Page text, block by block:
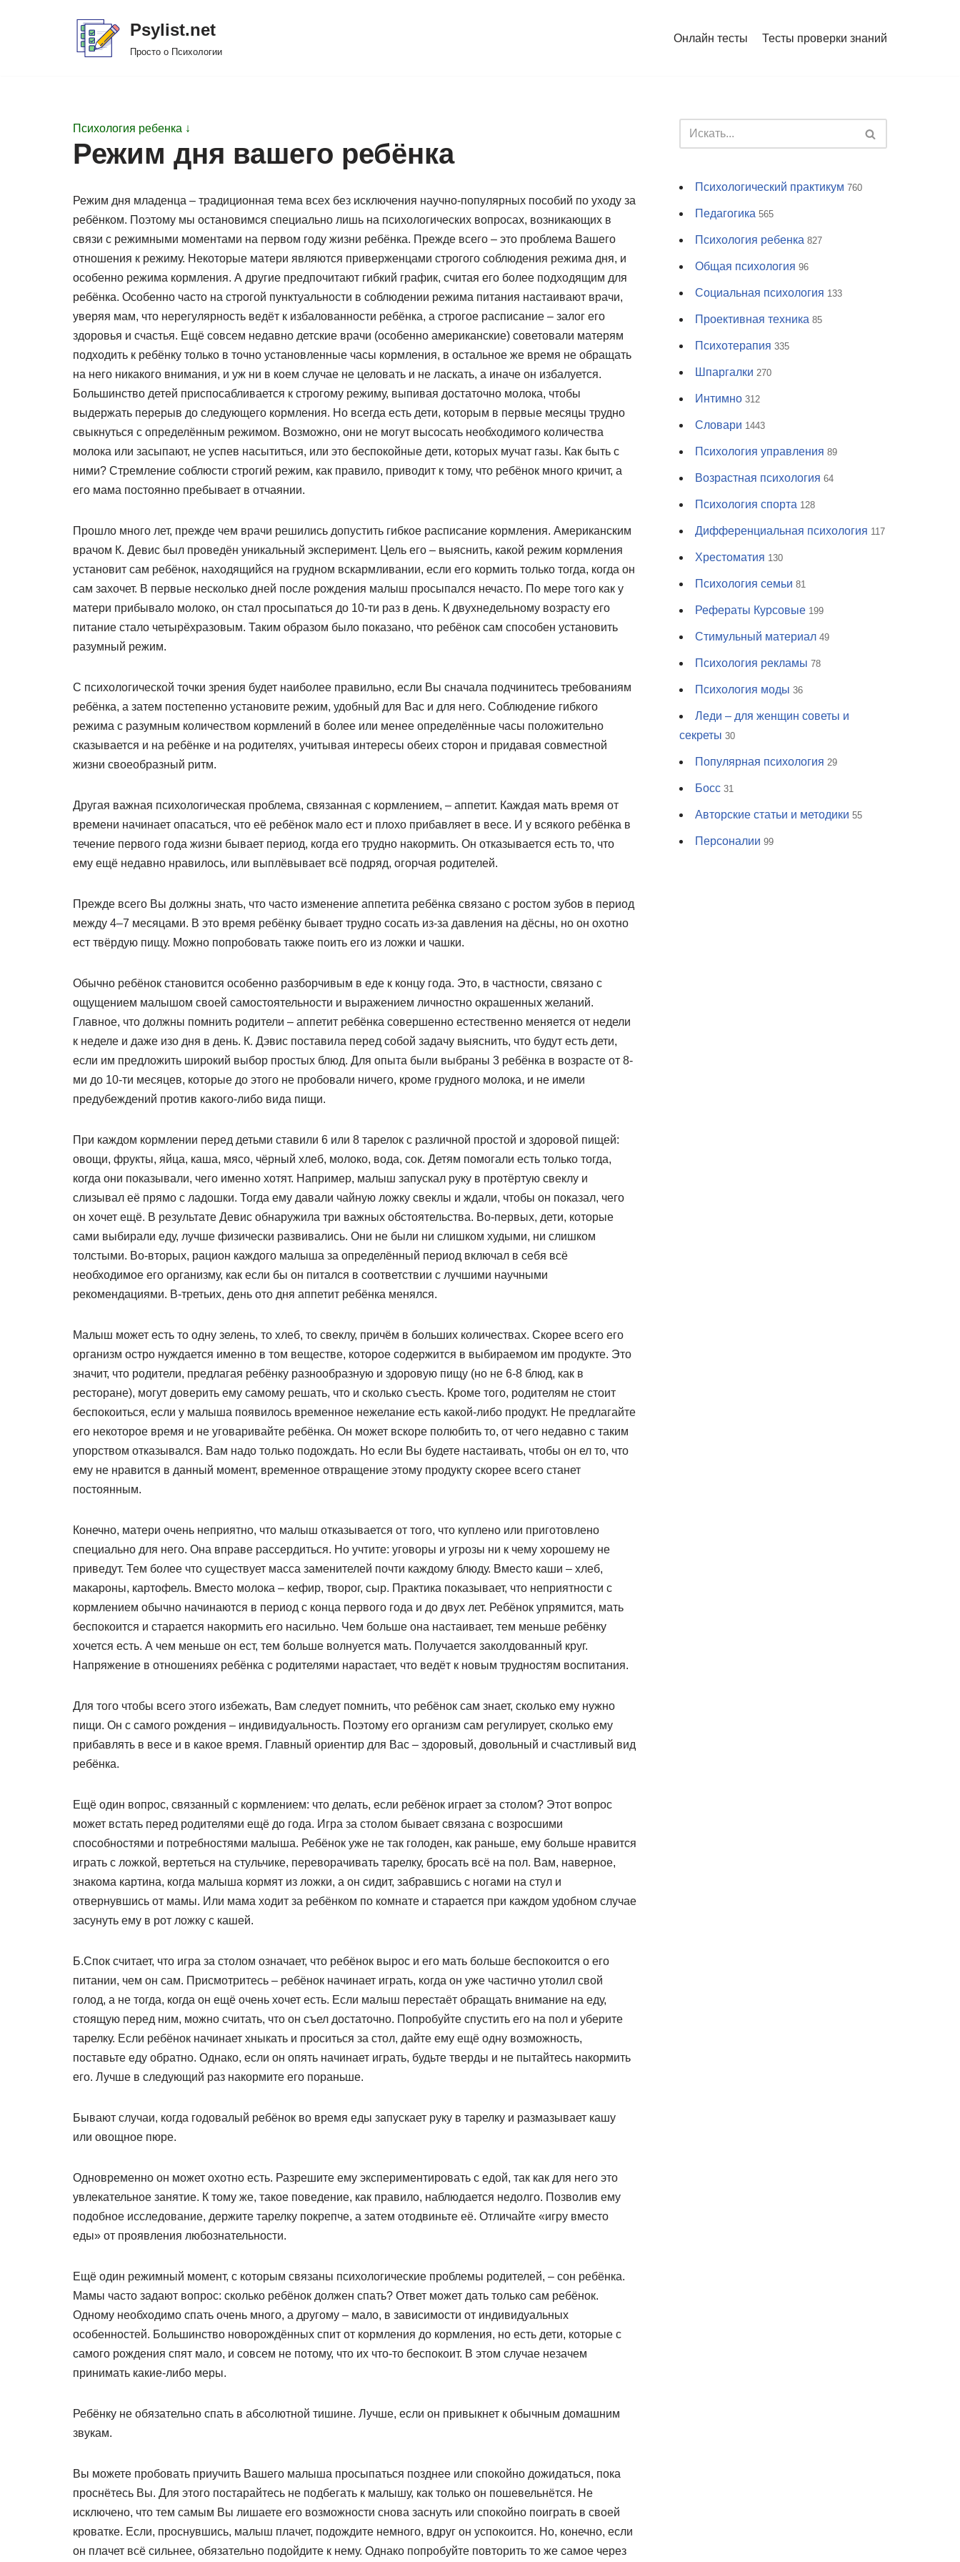
Psylist.net
Просто о Психологии
Онлайн тесты Тесты проверки знаний
Психология ребенка ↓
Режим дня вашего ребёнка
Режим дня младенца – традиционная тема всех без исключения научно-популярных пособий по уходу за
ребёнком. Поэтому мы остановимся специально лишь на психологических вопросах, возникающих в
связи с режимными моментами на первом году жизни ребёнка. Прежде всего – это проблема Вашего
отношения к режиму. Некоторые матери являются приверженцами строгого соблюдения режима дня, и
особенно режима кормления. А другие предпочитают гибкий график, считая его более подходящим для
ребёнка. Особенно часто на строгой пунктуальности в соблюдении режима питания настаивают врачи,
уверяя мам, что нерегулярность ведёт к избалованности ребёнка, а строгое расписание – залог его
здоровья и счастья. Ещё совсем недавно детские врачи (особенно американские) советовали матерям
подходить к ребёнку только в точно установленные часы кормления, в остальное же время не обращать
на него никакого внимания, и уж ни в коем случае не целовать и не ласкать, а иначе он избалуется.
Большинство детей приспосабливается к строгому режиму, выпивая достаточно молока, чтобы
выдержать перерыв до следующего кормления. Но всегда есть дети, которым в первые месяцы трудно
свыкнуться с определённым режимом. Возможно, они не могут высосать необходимого количества
молока или засыпают, не успев насытиться, или это беспокойные дети, которых мучат газы. Как быть с
ними? Стремление соблюсти строгий режим, как правило, приводит к тому, что ребёнок много кричит, а
его мама постоянно пребывает в отчаянии.
Прошло много лет, прежде чем врачи решились допустить гибкое расписание кормления. Американским
врачом К. Девис был проведён уникальный эксперимент. Цель его – выяснить, какой режим кормления
установит сам ребёнок, находящийся на грудном вскармливании, если его кормить только тогда, когда он
сам захочет. В первые несколько дней после рождения малыш просыпался нечасто. По мере того как у
матери прибывало молоко, он стал просыпаться до 10-ти раз в день. К двухнедельному возрасту его
питание стало четырёхразовым. Таким образом было показано, что ребёнок сам способен установить
разумный режим.
С психологической точки зрения будет наиболее правильно, если Вы сначала подчинитесь требованиям
ребёнка, а затем постепенно установите режим, удобный для Вас и для него. Соблюдение гибкого
режима с разумным количеством кормлений в более или менее определённые часы положительно
сказывается и на ребёнке и на родителях, учитывая интересы обеих сторон и придавая совместной
жизни своеобразный ритм.
Другая важная психологическая проблема, связанная с кормлением, – аппетит. Каждая мать время от
времени начинает опасаться, что её ребёнок мало ест и плохо прибавляет в весе. И у всякого ребёнка в
течение первого года жизни бывает период, когда его трудно накормить. Он отказывается есть то, что
ему ещё недавно нравилось, или выплёвывает всё подряд, огорчая родителей.
Прежде всего Вы должны знать, что часто изменение аппетита ребёнка связано с ростом зубов в период
между 4–7 месяцами. В это время ребёнку бывает трудно сосать из-за давления на дёсны, но он охотно
ест твёрдую пищу. Можно попробовать также поить его из ложки и чашки.
Обычно ребёнок становится особенно разборчивым в еде к концу года. Это, в частности, связано с
ощущением малышом своей самостоятельности и выражением личностно окрашенных желаний.
Главное, что должны помнить родители – аппетит ребёнка совершенно естественно меняется от недели
к неделе и даже изо дня в день. К. Дэвис поставила перед собой задачу выяснить, что будут есть дети,
если им предложить широкий выбор простых блюд. Для опыта были выбраны 3 ребёнка в возрасте от 8-
ми до 10-ти месяцев, которые до этого не пробовали ничего, кроме грудного молока, и не имели
предубеждений против какого-либо вида пищи.
При каждом кормлении перед детьми ставили 6 или 8 тарелок с различной простой и здоровой пищей:
овощи, фрукты, яйца, каша, мясо, чёрный хлеб, молоко, вода, сок. Детям помогали есть только тогда,
когда они показывали, чего именно хотят. Например, малыш запускал руку в протёртую свеклу и
слизывал её прямо с ладошки. Тогда ему давали чайную ложку свеклы и ждали, чтобы он показал, чего
он хочет ещё. В результате Девис обнаружила три важных обстоятельства. Во-первых, дети, которые
сами выбирали еду, лучше физически развивались. Они не были ни слишком худыми, ни слишком
толстыми. Во-вторых, рацион каждого малыша за определённый период включал в себя всё
необходимое его организму, как если бы он питался в соответствии с лучшими научными
рекомендациями. В-третьих, день ото дня аппетит ребёнка менялся.
Малыш может есть то одну зелень, то хлеб, то свеклу, причём в больших количествах. Скорее всего его
организм остро нуждается именно в том веществе, которое содержится в выбираемом им продукте. Это
значит, что родители, предлагая ребёнку разнообразную и здоровую пищу (но не 6-8 блюд, как в
ресторане), могут доверить ему самому решать, что и сколько съесть. Кроме того, родителям не стоит
беспокоиться, если у малыша появилось временное нежелание есть какой-либо продукт. Не предлагайте
его некоторое время и не уговаривайте ребёнка. Он может вскоре полюбить то, от чего недавно с таким
упорством отказывался. Вам надо только подождать. Но если Вы будете настаивать, чтобы он ел то, что
ему не нравится в данный момент, временное отвращение этому продукту скорее всего станет
постоянным.
Конечно, матери очень неприятно, что малыш отказывается от того, что куплено или приготовлено
специально для него. Она вправе рассердиться. Но учтите: уговоры и угрозы ни к чему хорошему не
приведут. Тем более что существует масса заменителей почти каждому блюду. Вместо каши – хлеб,
макароны, картофель. Вместо молока – кефир, творог, сыр. Практика показывает, что неприятности с
кормлением обычно начинаются в период с конца первого года и до двух лет. Ребёнок упрямится, мать
беспокоится и старается накормить его насильно. Чем больше она настаивает, тем меньше ребёнку
хочется есть. А чем меньше он ест, тем больше волнуется мать. Получается заколдованный круг.
Напряжение в отношениях ребёнка с родителями нарастает, что ведёт к новым трудностям воспитания.
Для того чтобы всего этого избежать, Вам следует помнить, что ребёнок сам знает, сколько ему нужно
пищи. Он с самого рождения – индивидуальность. Поэтому его организм сам регулирует, сколько ему
прибавлять в весе и в какое время. Главный ориентир для Вас – здоровый, довольный и счастливый вид
ребёнка.
Ещё один вопрос, связанный с кормлением: что делать, если ребёнок играет за столом? Этот вопрос
может встать перед родителями ещё до года. Игра за столом бывает связана с возросшими
способностями и потребностями малыша. Ребёнок уже не так голоден, как раньше, ему больше нравится
играть с ложкой, вертеться на стульчике, переворачивать тарелку, бросать всё на пол. Вам, наверное,
знакома картина, когда малыша кормят из ложки, а он сидит, забравшись с ногами на стул и
отвернувшись от мамы. Или мама ходит за ребёнком по комнате и старается при каждом удобном случае
засунуть ему в рот ложку с кашей.
Б.Спок считает, что игра за столом означает, что ребёнок вырос и его мать больше беспокоится о его
питании, чем он сам. Присмотритесь – ребёнок начинает играть, когда он уже частично утолил свой
голод, а не тогда, когда он ещё очень хочет есть. Если малыш перестаёт обращать внимание на еду,
стоящую перед ним, можно считать, что он съел достаточно. Попробуйте спустить его на пол и уберите
тарелку. Если ребёнок начинает хныкать и проситься за стол, дайте ему ещё одну возможность,
поставьте еду обратно. Однако, если он опять начинает играть, будьте тверды и не пытайтесь накормить
его. Лучше в следующий раз накормите его пораньше.
Бывают случаи, когда годовалый ребёнок во время еды запускает руку в тарелку и размазывает кашу
или овощное пюре.
Одновременно он может охотно есть. Разрешите ему экспериментировать с едой, так как для него это
увлекательное занятие. К тому же, такое поведение, как правило, наблюдается недолго. Позволив ему
подобное исследование, держите тарелку покрепче, а затем отодвиньте её. Отличайте «игру вместо
еды» от проявления любознательности.
Ещё один режимный момент, с которым связаны психологические проблемы родителей, – сон ребёнка.
Мамы часто задают вопрос: сколько ребёнок должен спать? Ответ может дать только сам ребёнок.
Одному необходимо спать очень много, а другому – мало, в зависимости от индивидуальных
особенностей. Большинство новорождённых спит от кормления до кормления, но есть дети, которые с
самого рождения спят мало, и совсем не потому, что их что-то беспокоит. В этом случае незачем
принимать какие-либо меры.
Ребёнку не обязательно спать в абсолютной тишине. Лучше, если он привыкнет к обычным домашним
звукам.
Вы можете пробовать приучить Вашего малыша просыпаться позднее или спокойно дожидаться, пока
проснётесь Вы. Для этого постарайтесь не подбегать к малышу, как только он пошевельнётся. Не
исключено, что тем самым Вы лишаете его возможности снова заснуть или спокойно поиграть в своей
кроватке. Если, проснувшись, малыш плачет, подождите немного, вдруг он успокоится. Но, конечно, если
он плачет всё сильнее, обязательно подойдите к нему. Однако попробуйте повторить то же самое через
Психологический практикум 760
Педагогика 565
Психология ребенка 827
Общая психология 96
Социальная психология 133
Проективная техника 85
Психотерапия 335
Шпаргалки 270
Интимно 312
Словари 1443
Психология управления 89
Возрастная психология 64
Психология спорта 128
Дифференциальная психология 117
Хрестоматия 130
Психология семьи 81
Рефераты Курсовые 199
Стимульный материал 49
Психология рекламы 78
Психология моды 36
Леди – для женщин советы и
секреты 30
Популярная психология 29
Босс 31
Авторские статьи и методики 55
Персоналии 99